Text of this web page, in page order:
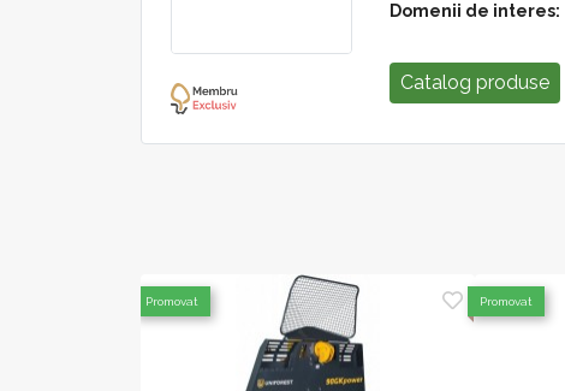
Domenii de interes:
Catalog produse
Promovat Promovat